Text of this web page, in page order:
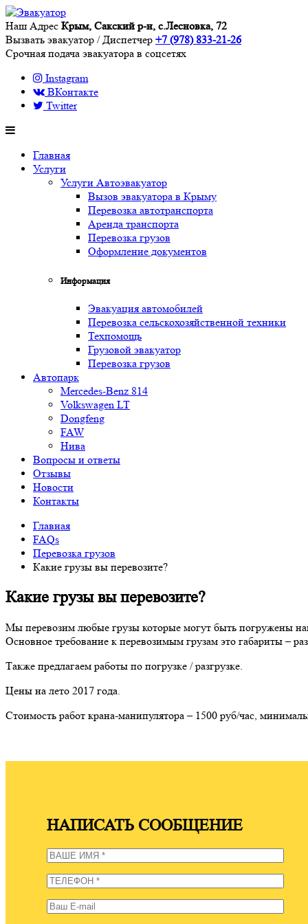
Наш Адрес Крым, Сакский р-н, с.Лесновка, 72
Вызвать эвакуатор / Диспетчер +7 (978) 833-21-26
Срочная подача эвакуатора в соцсетях
Instagram
ВКонтакте
Twitter
Главная
Услуги
Услуги Автоэвакуатор
Вызов эвакуатора в Крыму
Перевозка автотранспорта
Аренда транспорта
Перевозка грузов
Оформление документов
Информация
Эвакуация автомобилей
Перевозка сельскохозяйственной техники
Техпомощь
Грузовой эвакуатор
Перевозка грузов
Автопарк
Mercedes-Benz 814
Volkswagen LT
Dongfeng
FAW
Нива
Вопросы и ответы
Отзывы
Новости
Контакты
Главная
FAQs
Перевозка грузов
Какие грузы вы перевозите?
Какие грузы вы перевозите?
Мы перевозим любые грузы которые могут быть погружены
Основное требование к перевозимым грузам это габариты –
Также предлагаем работы по погрузке / разгрузке.
Цены на лето 2017 года.
Стоимость работ крана-манипулятора – 1500 руб/час,
НАПИСАТЬ СООБЩЕНИЕ